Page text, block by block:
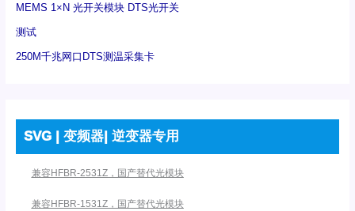
MEMS 1×N 光开关模块 DTS光开关
测试
250M千兆网口DTS测温采集卡
SVG | 变频器| 逆变器专用
兼容HFBR-2531Z，国产替代光模块
兼容HFBR-1531Z，国产替代光模块